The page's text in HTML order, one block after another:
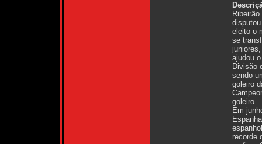
eleito o
se
ajudou
Divisão
sendo
goleiro
goleiro.
Em
recorde